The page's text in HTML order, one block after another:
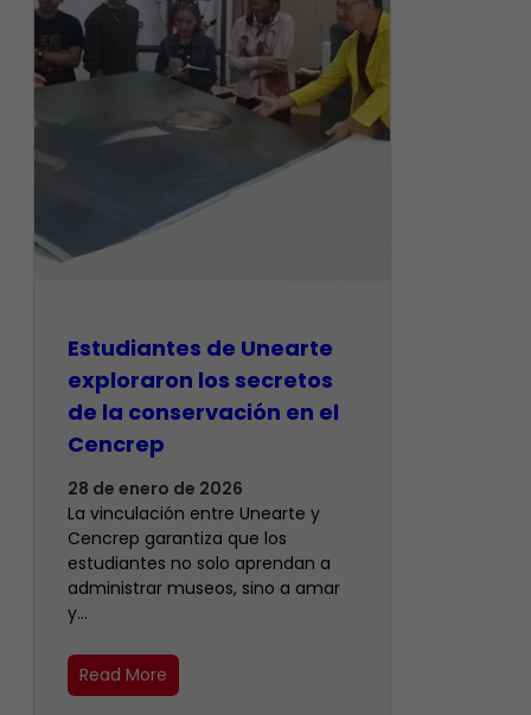
Estudiantes de Unearte
exploraron los secretos
de la conservación en el
Cencrep
28 de enero de 2026
La vinculación entre Unearte y
Cencrep garantiza que los
estudiantes no solo aprendan a
administrar museos, sino a amar
y…
Read More